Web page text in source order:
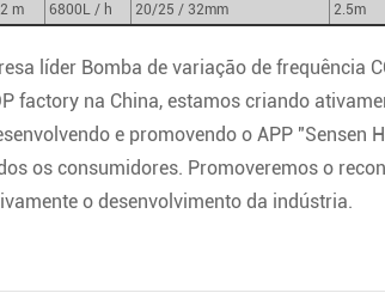
m 6800L / h 20/25 / 32mm 2.5m
líder Bomba de variação de frequência
factoryna China, estamos criando
e promovendo o APP "Sensen
os consumidores. Promoveremos o
o desenvolvimento da indústria.